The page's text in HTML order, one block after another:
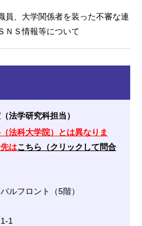
員、大学関係者を装った不審な連
ＮＳ情報等について
法学研究科担当）
法科大学院）とは異なりま
はこちら（クリックして問合
ルフロント（5階）
1